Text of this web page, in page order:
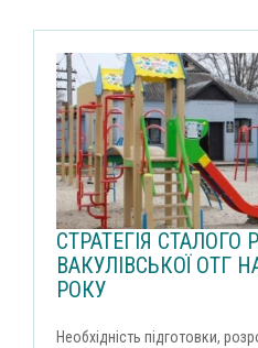
СТРАТЕГІЯ СТАЛОГО
ВАКУЛІВСЬКОЇ ОТГ
РОКУ
Необхідність підготовки,